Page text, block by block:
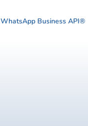
WhatsApp Business API®